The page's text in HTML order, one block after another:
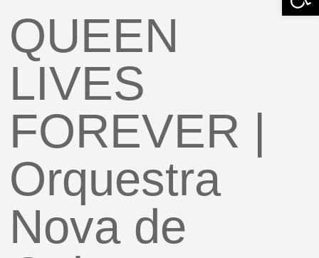
QUEEN
LIVES
FOREVER |
Orquestra
Nova de